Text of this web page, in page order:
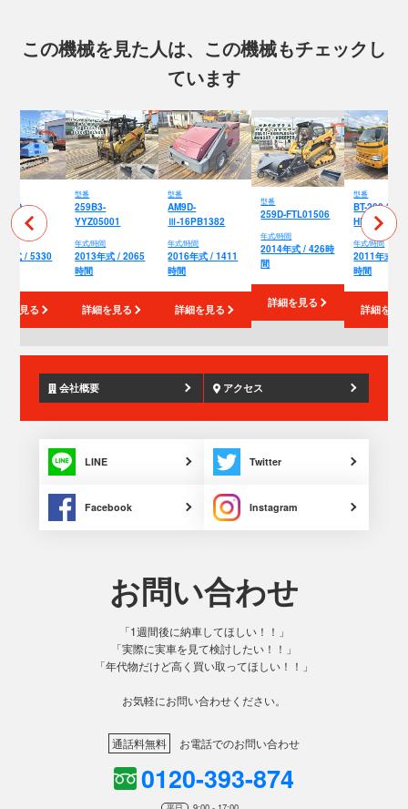
この機械を見た人は、この機械もチェックし
ています
年式 / 5330
を見る
型番
259B3-
YYZ05001
年式/時間
2013年式 / 2065
時間
詳細を見る
型番
AM9D-
Ⅲ-16PB1382
年式/時間
2016年式 / 1411
時間
詳細を見る
型番
259D-FTL01506
年式/時間
2014年式 / 426時
間
詳細を見る
型番
BT-200-2-
HB5502
年式/時間
2011年式 /
時間
詳細を見
会社概要 アクセス
LINE Twitter
Facebook Instagram
お問い合わせ
「1週間後に納車してほしい！！」
「実際に実車を見て検討したい！！」
「年代物だけど高く買い取ってほしい！！」
お気軽にお問い合わせください。
通話料無料 お電話でのお問い合わせ
0120-393-874